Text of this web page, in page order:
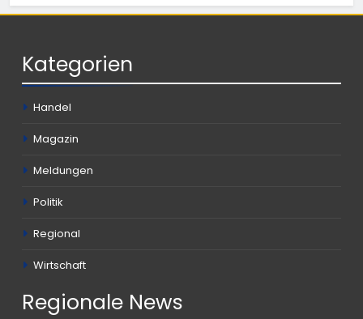
Kategorien
Handel
Magazin
Meldungen
Politik
Regional
Wirtschaft
Regionale News